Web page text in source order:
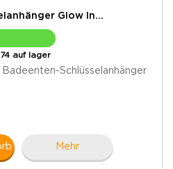
Glow In...
auf lager
Schlüsselanhänger
Mehr